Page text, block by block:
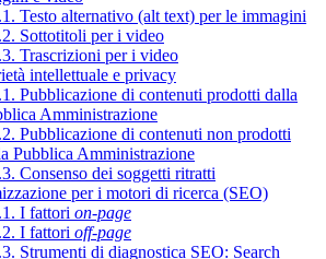
Testo alternativo (alt text) per le immagini
Sottotitoli per i video
Trascrizioni per i video
intellettuale e privacy
Pubblicazione di contenuti prodotti dalla
Amministrazione
Pubblicazione di contenuti non prodotti
Pubblica Amministrazione
Consenso dei soggetti ritratti
per i motori di ricerca (SEO)
I fattori on-page
I fattori off-page
Strumenti di diagnostica SEO: Search